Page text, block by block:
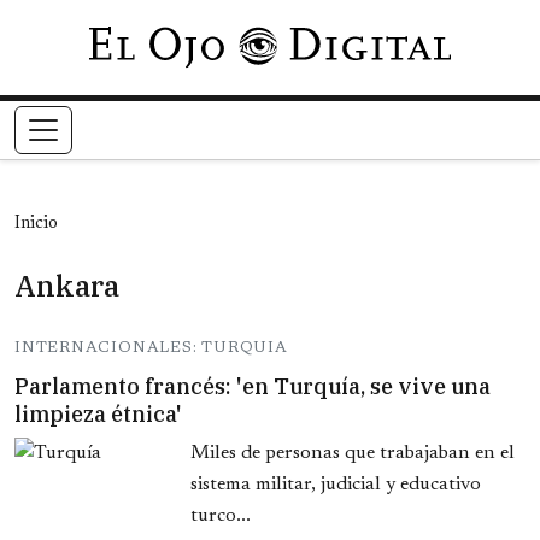
Pasar al contenido principal
Inicio
Ankara
INTERNACIONALES: TURQUIA
Parlamento francés: 'en Turquía, se vive una
limpieza étnica'
Miles de personas que trabajaban en el
sistema militar, judicial y educativo
turco...